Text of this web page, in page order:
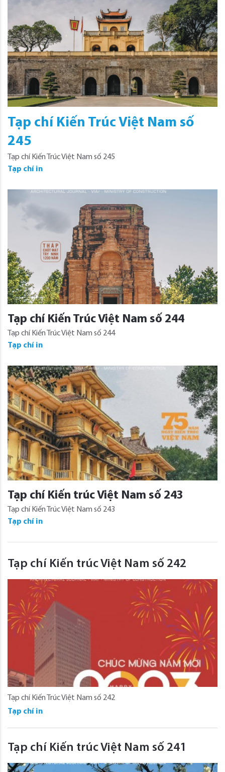
Tạp chí Kiến Trúc Việt Nam số
245
Tạp chí Kiến Trúc Việt Nam số 245
Tạp chí in
Tạp chí Kiến Trúc Việt Nam số 244
Tạp chí Kiến Trúc Việt Nam số 244
Tạp chí in
Tạp chí Kiến trúc Việt Nam số 243
Tạp chí Kiến Trúc Việt Nam số 243
Tạp chí in
Tạp chí Kiến trúc Việt Nam số 242
Tạp chí Kiến Trúc Việt Nam số 242
Tạp chí in
Tạp chí Kiến trúc Việt Nam số 241